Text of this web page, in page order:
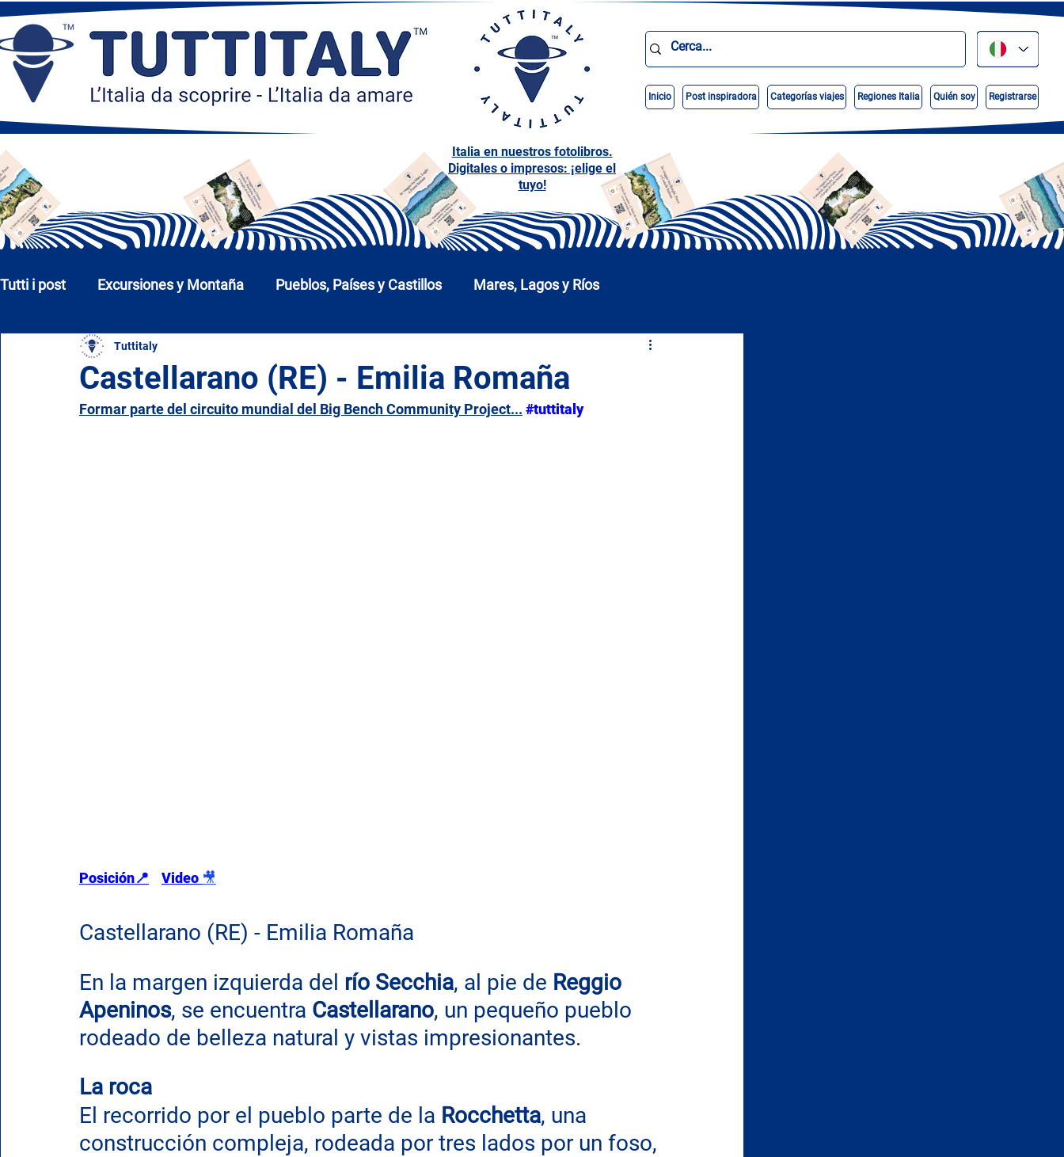
Inicio Post inspiradora Categorías viajes Regiones Italia Quién soy Registrarse
Italia en nuestros fotolibros.
Digitales o impresos: ¡elige el
tuyo!
Tutti i post Excursiones y Montaña Pueblos, Países y Castillos Mares, Lagos y Ríos
Iglesias, Monumentos y Museos Calabria
Campania Emilia Romaña Friuli-Venecia Julia Lacio Liguria Lombardía
Castellarano (RE) - Emilia Romaña
Tuttitaly
Formar parte del circuito mundial del Big Bench Community Project... #tuttitaly
Posición📍 Video 🎥
Castellarano (RE) - Emilia Romaña
En la margen izquierda del río Secchia, al pie de Reggio
Apeninos, se encuentra Castellarano, un pequeño pueblo
rodeado de belleza natural y vistas impresionantes.
La roca
El recorrido por el pueblo parte de la Rocchetta, una
construcción compleja, rodeada por tres lados por un foso,